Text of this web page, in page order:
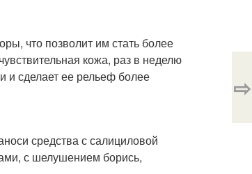
что позволит им стать более
кожа, раз в неделю
и сделает ее рельеф более
средства с салициловой
с шелушением борись,
⇨